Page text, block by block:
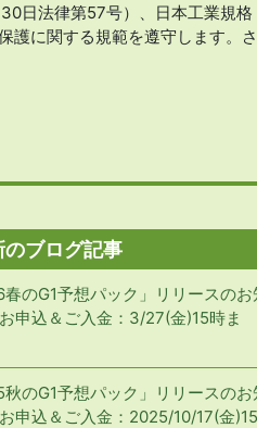
日法律第57号）、日本工業規格
護に関する規範を遵守します。
のブログ記事
春のG1予想パック」リリースのお
申込＆ご入金：3/27(金)15時ま
秋のG1予想パック」リリースのお
申込＆ご入金：2025/10/17(金